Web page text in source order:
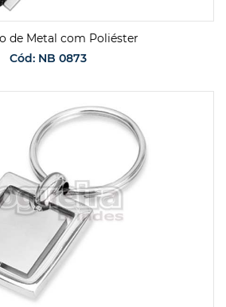
de Metal com Poliéster
Cód: NB 0873
ORÇAMENTO